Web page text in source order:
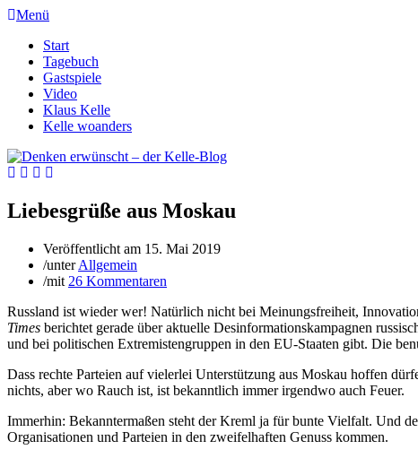
Menü
Start
Tagebuch
Gastspiele
Video
Klaus Kelle
Kelle woanders
Liebesgrüße aus Moskau
Veröffentlicht am 15. Mai 2019
/unterAllgemein
/mit 26 Kommentaren
Russland ist wieder wer! Natürlich nicht bei Meinungsfreiheit,
Times berichtet gerade über aktuelle Desinformationskampagnen
und bei politischen Extremistengruppen in den EU-Staaten gibt. Die
Dass rechte Parteien auf vielerlei Unterstützung aus Moskau hoffen
nichts, aber wo Rauch ist, ist bekanntlich immer irgendwo auch Feuer.
Immerhin: Bekanntermaßen steht der Kreml ja für bunte Vielfalt. Und
Organisationen und Parteien in den zweifelhaften Genuss kommen.